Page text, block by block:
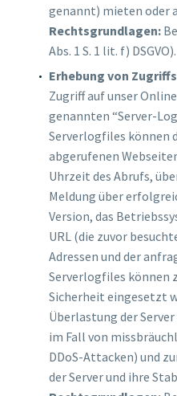
genannt) mieten oder
Rechtsgrundlagen:
Abs. 1 S. 1 lit. f) DSGVO).
Erhebung von
Zugriff auf unser
genannten “Server-
Serverlogfiles können
abgerufenen
Uhrzeit des Abrufs,
Meldung über
Version, das
URL (die zuvor
Adressen und der
Serverlogfiles können
Sicherheit eingesetzt
Überlastung der
im Fall von
DDoS-Attacken) und
der Server und ihre